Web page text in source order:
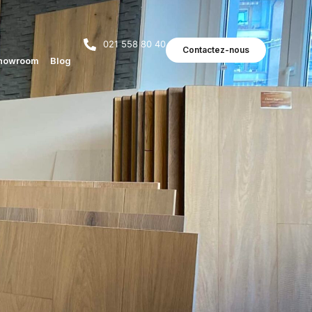
Blog
021 558 80 40
Contactez-nous